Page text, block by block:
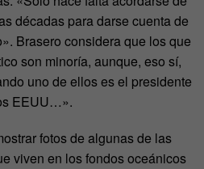
décadas para darse cuenta de
Brasero considera que los que
son minoría, aunque, eso sí,
uno de ellos es el presidente
EEUU…».
fotos de algunas de las
viven en los fondos oceánicos